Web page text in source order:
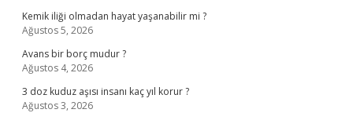
Kemik iliği olmadan hayat yaşanabilir mi ?
Ağustos 5, 2026
Avans bir borç mudur ?
Ağustos 4, 2026
3 doz kuduz aşısı insanı kaç yıl korur ?
Ağustos 3, 2026